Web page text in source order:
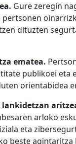
Gure zeregin
pertsonen
dituzten
ematea.
publikoei
orientabidea
arloko
eta
beste agintaritza